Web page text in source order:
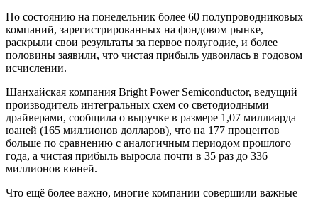
По состоянию на понедельник более 60 полупроводниковых
компаний, зарегистрированных на фондовом рынке,
раскрыли свои результаты за первое полугодие, и более
половины заявили, что чистая прибыль удвоилась в годовом
исчислении.
Шанхайская компания Bright Power Semiconductor, ведущий
производитель интегральных схем со светодиодными
драйверами, сообщила о выручке в размере 1,07 миллиарда
юаней (165 миллионов долларов), что на 177 процентов
больше по сравнению с аналогичным периодом прошлого
года, а чистая прибыль выросла почти в 35 раз до 336
миллионов юаней.
Что ещё более важно, многие компании совершили важные